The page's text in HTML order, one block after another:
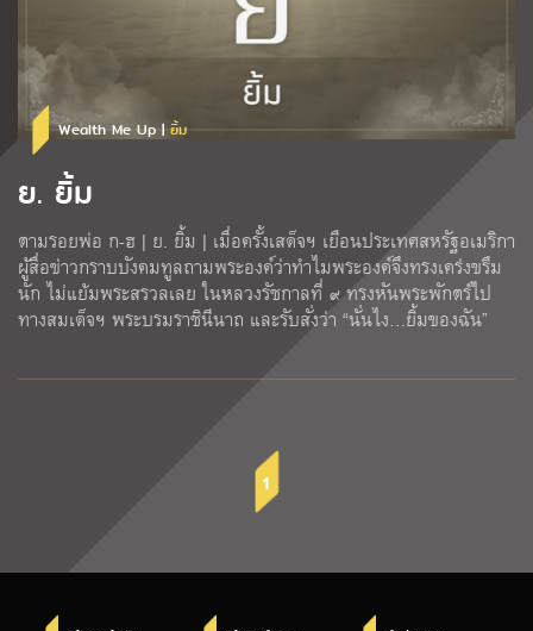
Wealth Me Up |ยิ้ม
ย. ยิ้ม
ตามรอยพ่อ ก-ฮ | ย. ยิ้ม | เมื่อครั้งเสด็จฯ เยือนประเทศสหรัฐอเมริกา
ผู้สื่อข่าวกราบบังคมทูลถามพระองค์ว่าทำไมพระองค์จึงทรงเคร่งขรึม
นัก ไม่แย้มพระสรวลเลย ในหลวงรัชกาลที่ ๙ ทรงหันพระพักตร์ไป
ทางสมเด็จฯ พระบรมราชินีนาถ และรับสั่งว่า “นั่นไง…ยิ้มของฉัน”
1